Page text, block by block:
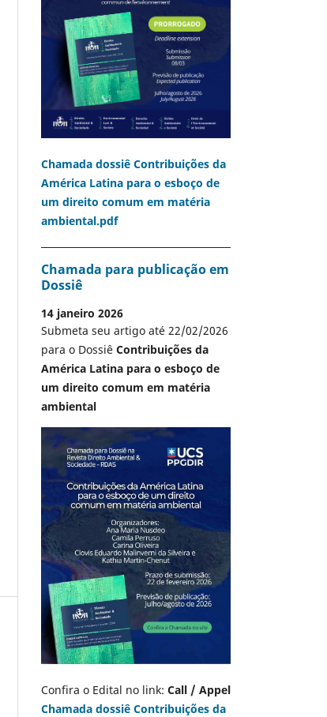
Chamada dossiê Contribuições da
América Latina para o esboço de
um direito comum em matéria
ambiental.pdf
Chamada para publicação em
Dossiê
14 janeiro 2026
Submeta seu artigo até 22/02/2026
para o Dossiê Contribuições da
América Latina para o esboço de
um direito comum em matéria
ambiental
Confira o Edital no link: Call / Appel
Chamada dossiê Contribuições da